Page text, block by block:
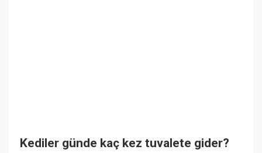
Kediler günde kaç kez tuvalete gider?